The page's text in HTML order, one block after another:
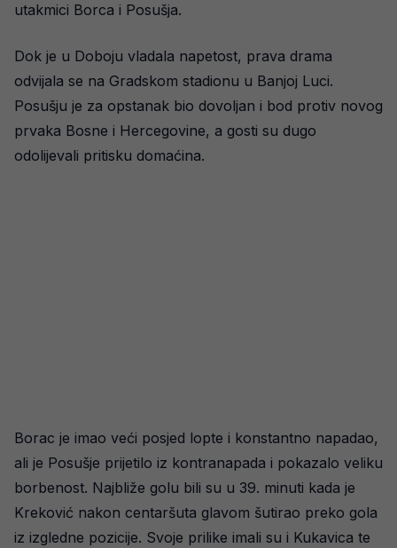
utakmici Borca i Posušja.
Dok je u Doboju vladala napetost, prava drama
odvijala se na Gradskom stadionu u Banjoj Luci.
Posušju je za opstanak bio dovoljan i bod protiv novog
prvaka Bosne i Hercegovine, a gosti su dugo
odolijevali pritisku domaćina.
Borac je imao veći posjed lopte i konstantno napadao,
ali je Posušje prijetilo iz kontranapada i pokazalo veliku
borbenost. Najbliže golu bili su u 39. minuti kada je
Kreković nakon centaršuta glavom šutirao preko gola
iz izgledne pozicije. Svoje prilike imali su i Kukavica te